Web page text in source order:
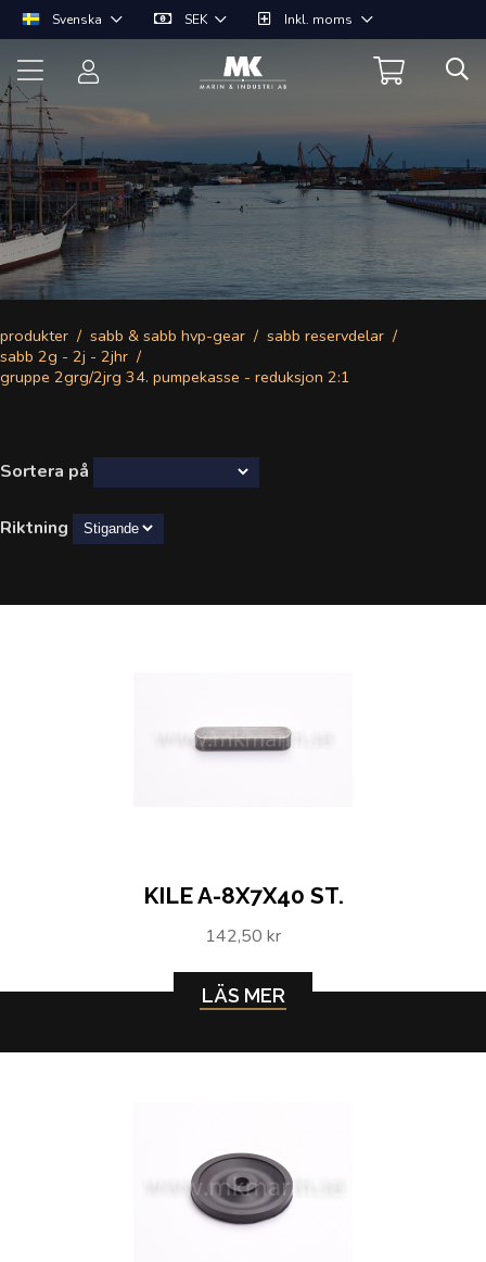
Svenska SEK Inkl. moms
produkter sabb & sabb hvp-gear
sabb reservdelar
sabb 2g - 2j - 2jhr
gruppe 2grg/2jrg 34. pumpekasse - reduksjon 2:1
Sortera på
Riktning
KILE A-8X7X40 ST.
142,50 kr
LÄS MER